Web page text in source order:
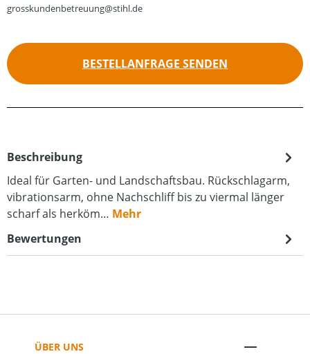
grosskundenbetreuung@stihl.de
BESTELLANFRAGE SENDEN
Beschreibung
Ideal für Garten- und Landschaftsbau. Rückschlagarm,
vibrationsarm, ohne Nachschliff bis zu viermal länger
scharf als herköm… Mehr
Bewertungen
ÜBER UNS